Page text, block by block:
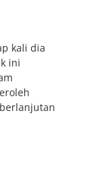
kali dia
ini